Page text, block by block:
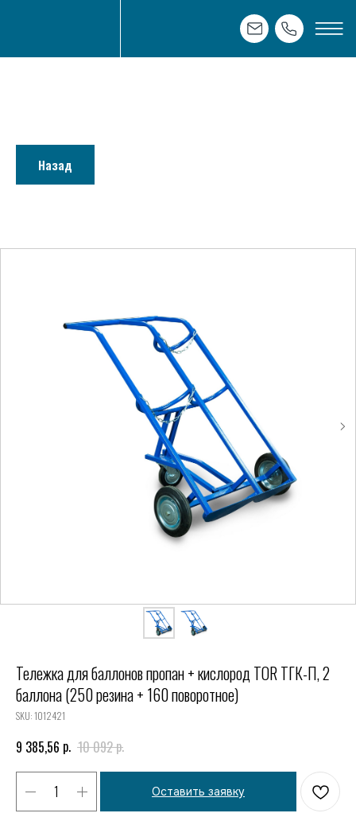
Назад
Тележка для баллонов пропан + кислород TOR ТГК-П, 2
баллона (250 резина + 160 поворотное)
SKU:1012421
9 385,56 р. 10 092р.
Оставить заявку